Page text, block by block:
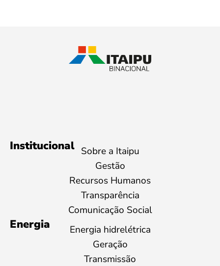
Institucional Sobre a Itaipu
Gestão
Recursos Humanos
Transparência
Comunicação Social
Energia
Energia hidrelétrica
Geração
Transmissão